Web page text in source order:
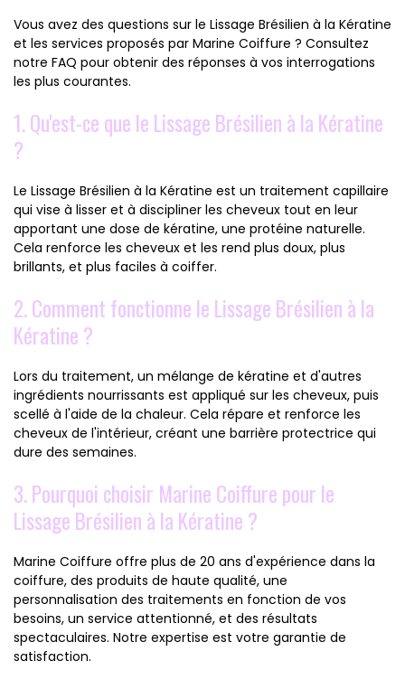
Vous avez des questions sur le Lissage Brésilien à la Kératine
et les services proposés par Marine Coiffure ? Consultez
notre FAQ pour obtenir des réponses à vos interrogations
les plus courantes.
1. Qu'est-ce que le Lissage Brésilien à la Kératine
?
Le Lissage Brésilien à la Kératine est un traitement capillaire
qui vise à lisser et à discipliner les cheveux tout en leur
apportant une dose de kératine, une protéine naturelle.
Cela renforce les cheveux et les rend plus doux, plus
brillants, et plus faciles à coiffer.
2. Comment fonctionne le Lissage Brésilien à la
Kératine ?
Lors du traitement, un mélange de kératine et d'autres
ingrédients nourrissants est appliqué sur les cheveux, puis
scellé à l'aide de la chaleur. Cela répare et renforce les
cheveux de l'intérieur, créant une barrière protectrice qui
dure des semaines.
3. Pourquoi choisir Marine Coiffure pour le
Lissage Brésilien à la Kératine ?
Marine Coiffure offre plus de 20 ans d'expérience dans la
coiffure, des produits de haute qualité, une
personnalisation des traitements en fonction de vos
besoins, un service attentionné, et des résultats
spectaculaires. Notre expertise est votre garantie de
satisfaction.